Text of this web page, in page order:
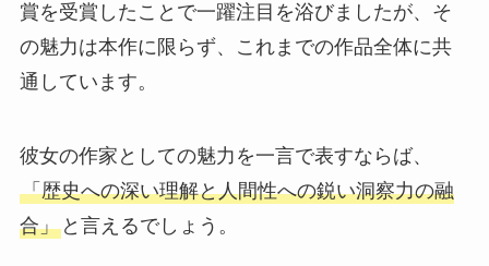
賞を受賞したことで一躍注目を浴びましたが、そ
の魅力は本作に限らず、これまでの作品全体に共
通しています。
彼女の作家としての魅力を一言で表すならば、
「歴史への深い理解と人間性への鋭い洞察力の融
合」と言えるでしょう。